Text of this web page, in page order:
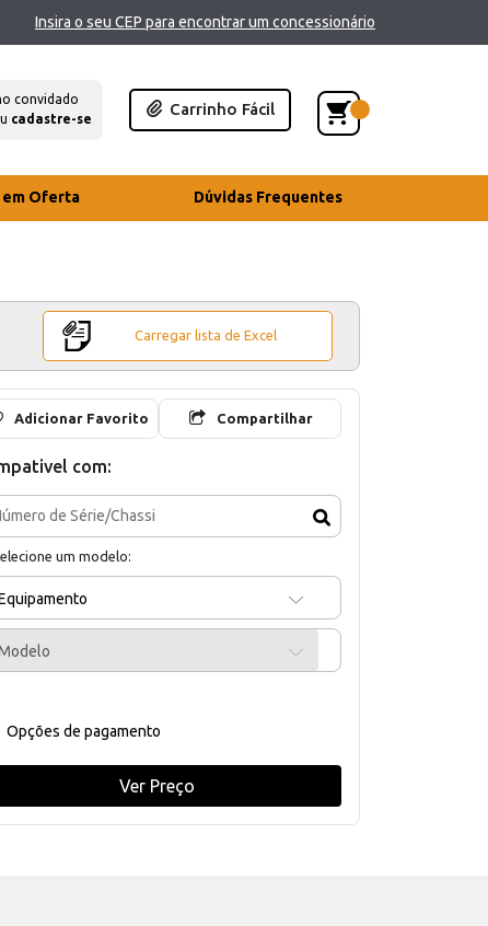
Insira o seu CEP para encontrar um concessionário
convidado
cadastre-se
Carrinho Fácil
em Oferta Dúvidas Frequentes
Carregar lista de Excel
Adicionar Favorito Compartilhar
com:
um modelo:
Opções de pagamento
Ver Preço